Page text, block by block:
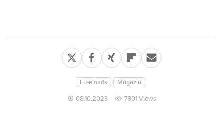
Freeloads Magazin
08.10.2023| 7301 Views